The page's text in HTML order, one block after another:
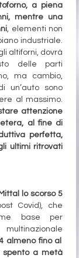
a piena
mentre una
, elementi non
industriale.
altiforni, dovrà
delle parti
ma cambio,
un’auto sono
al massimo.
attenzione
al fine di
perfetta,
ultimi ritrovati
lo scorso 5
Covid), che
base per
almeno fino al
spento a metà